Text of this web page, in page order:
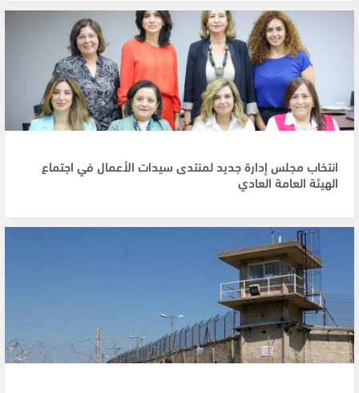
انتخاب مجلس إدارة جديد لمنتدى سيدات الأعمال في اجتماع
الهيئة العامة العادي